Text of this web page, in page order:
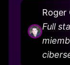
Roger
Full